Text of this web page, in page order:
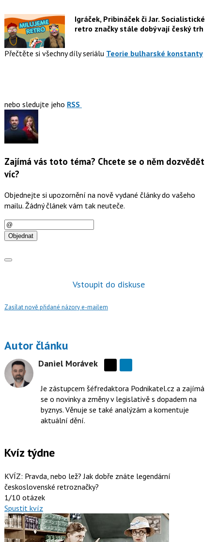
Igráček, Pribináček či Jar. Socialistické
retro značky stále dobývají český trh
Přečtěte si všechny díly seriálu Teorie bulharské konstanty
nebo sledujte jeho RSS
Zajímá vás toto téma? Chcete se o něm dozvědět
víc?
Objednejte si upozornění na nově vydané články do vašeho
mailu. Žádný článek vám tak neuteče.
E-
mail
Objednat
Vstoupit do diskuse
Zasílat nově přidané názory e-mailem
Autor článku
Daniel Morávek
síti
X
Je zástupcem šéfredaktora Podnikatel.cz a zajímá
se o novinky a změny v legislativě s dopadem na
byznys. Věnuje se také analýzám a komentuje
aktuální dění.
Kvíz týdne
KVÍZ: Pravda, nebo lež? Jak dobře znáte legendární
československé retroznačky?
1/10 otázek
Spustit kvíz